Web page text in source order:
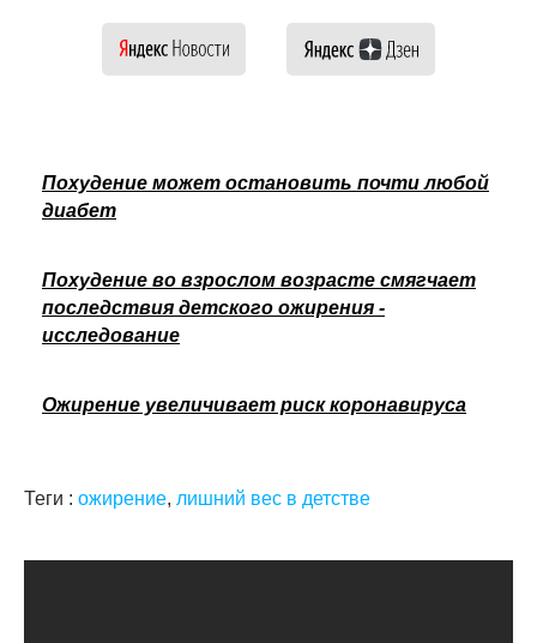
Похудение может остановить почти любой
диабет
Похудение во взрослом возрасте смягчает
последствия детского ожирения -
исследование
Ожирение увеличивает риск коронавируса
Теги : ожирение, лишний вес в детстве